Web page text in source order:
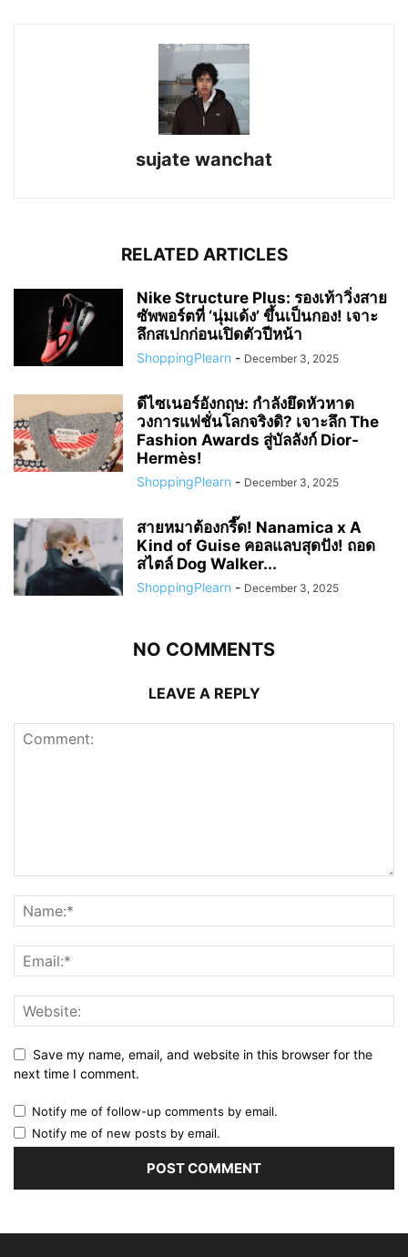
sujate wanchat
RELATED ARTICLES
Nike Structure Plus: รองเท้าวิ่งสาย
ซัพพอร์ตที่ ‘นุ่มเด้ง’ ขึ้นเป็นกอง! เจาะ
ลึกสเปกก่อนเปิดตัวปีหน้า
ShoppingPlearn - December 3, 2025
ดีไซเนอร์อังกฤษ: กำลังยึดหัวหาด
วงการแฟชั่นโลกจริงดิ? เจาะลึก The
Fashion Awards สู่บัลลังก์ Dior-
Hermès!
ShoppingPlearn - December 3, 2025
สายหมาต้องกรี๊ด! Nanamica x A
Kind of Guise คอลแลบสุดปัง! ถอด
สไตล์ Dog Walker...
ShoppingPlearn - December 3, 2025
NO COMMENTS
LEAVE A REPLY
Save my name, email, and website in this browser for the
next time I comment.
Notify me of follow-up comments by email.
Notify me of new posts by email.